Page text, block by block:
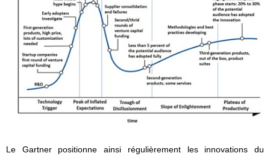
Le Gartner positionne ainsi régulièrement les innovations du